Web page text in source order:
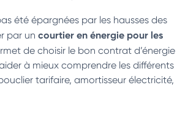
été épargnées par les hausses des
par un courtier en énergie pour les
de choisir le bon contrat d’énergie
à mieux comprendre les différents
tarifaire, amortisseur électricité,